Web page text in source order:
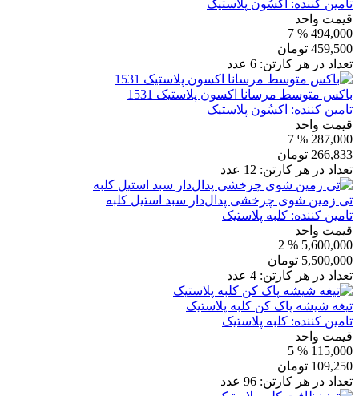
تامین کننده:
اکسُون پلاستیک
قیمت واحد
494,000
% 7
459,500 تومان
تعداد در هر کارتن: 6 عدد
باکس متوسط مرسانا اکسون پلاستیک 1531
تامین کننده: اکسُون پلاستیک
قیمت واحد
287,000
% 7
266,833 تومان
تعداد در هر کارتن: 12 عدد
تی زمین شوی چرخشی پدال‌دار سبد استیل کلبه
تامین کننده: کلبه پلاستیک
قیمت واحد
5,600,000
% 2
5,500,000 تومان
تعداد در هر کارتن: 4 عدد
تیغه شیشه پاک کن کلبه پلاستیک
تامین کننده: کلبه پلاستیک
قیمت واحد
115,000
% 5
109,250 تومان
تعداد در هر کارتن: 96 عدد